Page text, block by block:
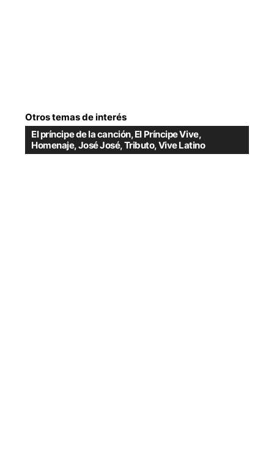
Otros temas de interés
El príncipe de la canción,El Príncipe Vive,
Homenaje,José José,Tributo,Vive Latino